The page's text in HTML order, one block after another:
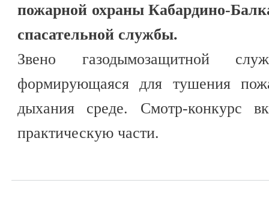
пожарной охраны Кабардино-
спасательной службы.
Звено газодымозащитной
формирующаяся для тушения
дыхания среде. Смотр-конкурс
практическую части.